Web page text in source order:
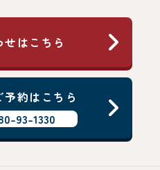
はこちら
約はこちら
93-1330